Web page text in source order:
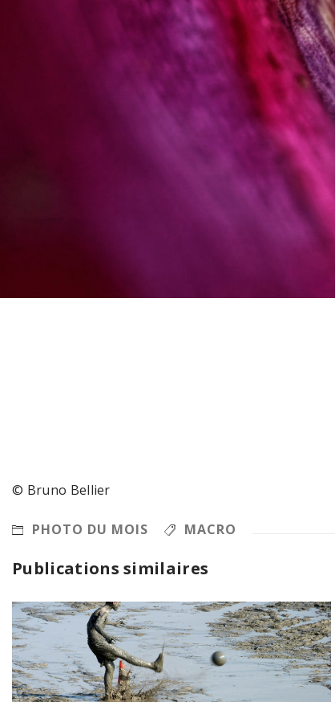
© Bruno Bellier
PHOTO DU MOIS MACRO
Publications similaires